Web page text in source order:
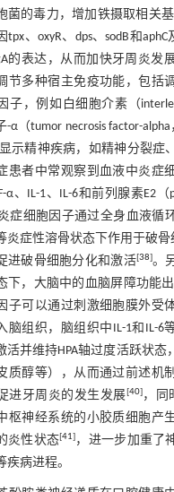
菌的毒力，增加铁摄取相关
tpx、oxyR、dps、sodB和aphC
的表达，从而加快牙周炎发
节多种宿主免疫功能，包括
子，例如白细胞介素（
-α（tumor necrosis factor-alpha
显示精神疾病，如精神分裂症
患者中常观察到血液中炎症
α、IL-1、IL-6和前列腺素E2（
症细胞因子通过全身血液循
炎症性溶骨状态下作用于破骨
进破骨细胞分化和激活[38]。
下，大脑中的血脑屏障功能
子可以通过刺激细胞膜外受
脑组织，脑组织中IL-1和IL-6
活并维持HPA轴过度活跃状态
质醇等），从而通过前述机
进牙周炎的发生发展[40]，同
枢神经系统的小胶质细胞产
炎性状态[41] ，进一步加重了
疾病进程。